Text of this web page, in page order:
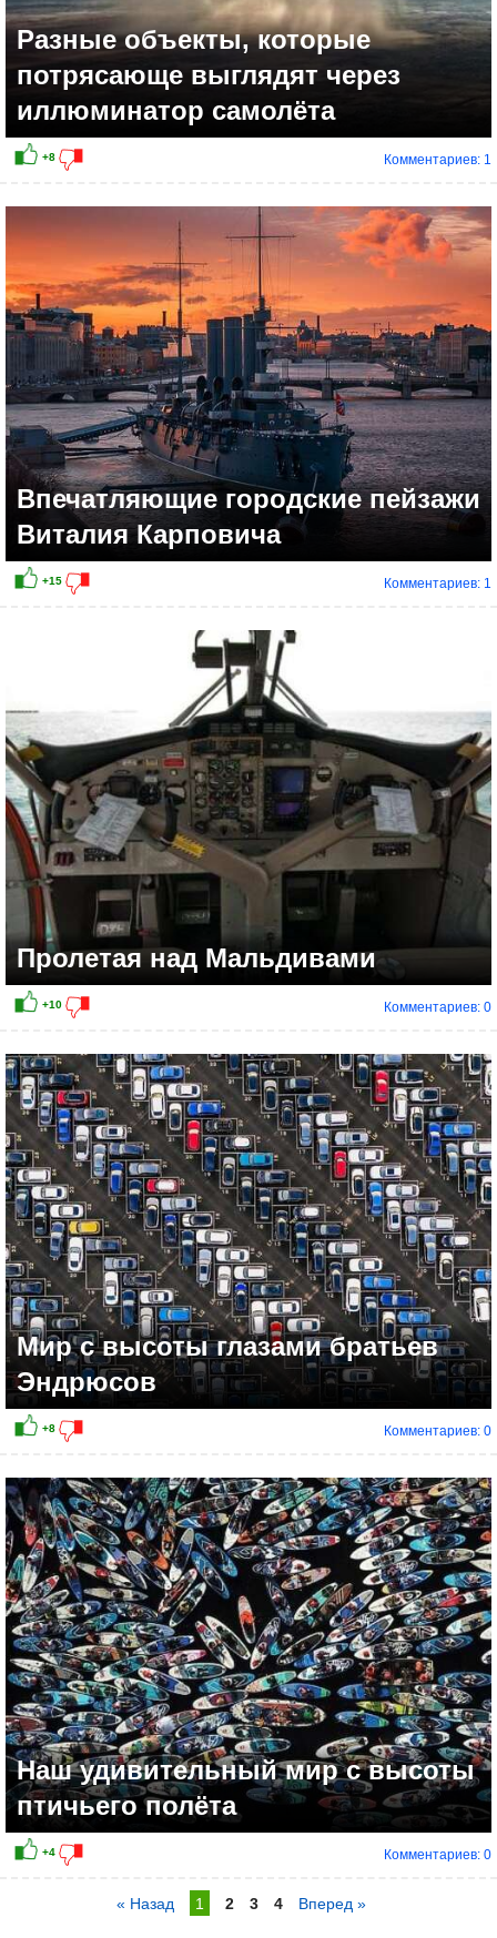
+9
+10
Разные объекты, которые
потрясающе выглядят через
иллюминатор самолёта
Комментариев: 1
Впечатляющие городские пейзажи
Виталия Карповича
Комментариев: 1
Пролетая над Мальдивами
Комментариев: 0
Мир с высоты глазами братьев
Эндрюсов
Комментариев: 0
Наш удивительный мир с высоты
птичьего полёта
Комментариев: 0
« Назад 1 2 3 4 Вперед »